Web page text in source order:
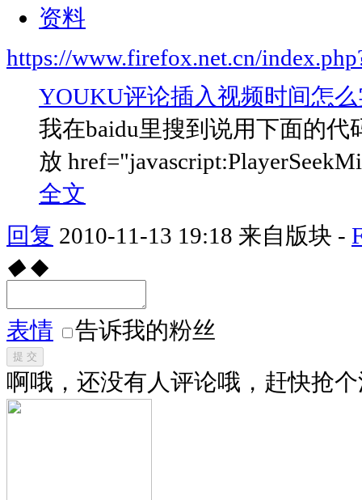
资料
https://www.firefox.net.cn/
YOUKU评论插入视频时间怎
我在baidu里搜到说用下面的
放
全文
回复 2010-11-13 19:18 来自版块 -
◆ ◆
表情 告诉我的粉丝
提 交
啊哦，还没有人评论哦，赶快抢